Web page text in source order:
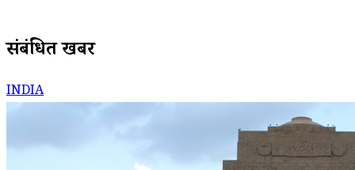
संबंधित खबरें
INDIA